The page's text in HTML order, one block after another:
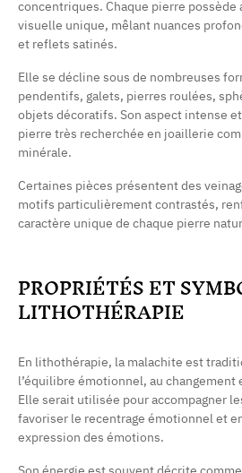
concentriques. Chaque pierre
visuelle unique, mêlant nuances
et reflets satinés.
Elle se décline sous de nombreuses
pendentifs, galets, pierres roulées,
objets décoratifs. Son aspect intense
pierre très recherchée en joaillerie
minérale.
Certaines pièces présentent des
motifs particulièrement contrastés,
caractère unique de chaque pierre
PROPRIÉTÉS ET
LITHOTHÉRAPIE
En lithothérapie, la malachite est
l’équilibre émotionnel, au changement
Elle serait utilisée pour accompagner
favoriser le recentrage émotionnel et
expression des émotions.